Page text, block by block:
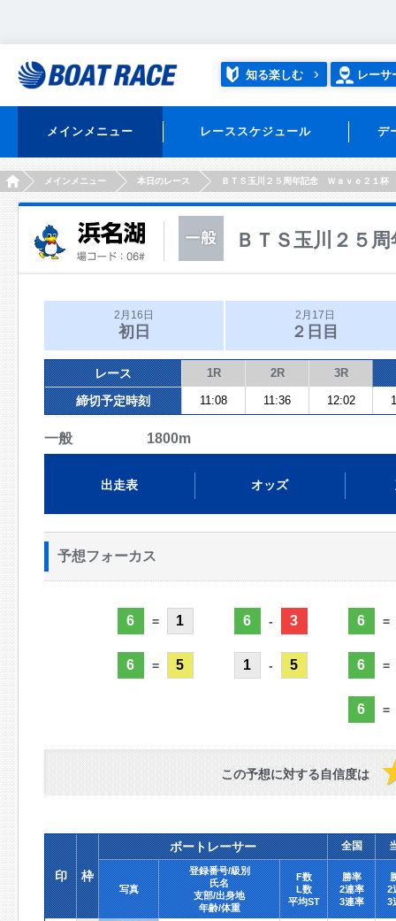
知る楽しむ レーサ
メインメニュー レーススケジュール デ
HOMEメインメニュー 本日のレース ＢＴＳ玉川２５周年記念 Ｗａｖｅ２１杯
ＢＴＳ玉川２５
2月16日
初日
2月17日
２日目
レース 1R 2R 3R
締切予定時刻 11:08 11:36 12:02
一般 1800m
出走表 オッズ
予想フォーカス
6 = 1
6 = 5
6 - 3
1 - 5
6 =
6 =
6 =
この予想に対する自信度は
印 枠
ボートレーサー 全国
写真
登録番号/級別
氏名
支部/出身地
年齢/体重
F数
L数
平均ST
勝率
2連率
3連率
2
3